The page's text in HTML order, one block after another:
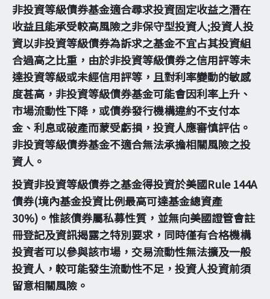
非投資等級債券基金適合尋求投資固定收益之潛在
收益且能承受較高風險之非保守型投資人;投資人投
資以非投資等級債券為訴求之基金不宜占其投資組
合過高之比重，由於非投資等級債券之信用評等未
達投資等級或未經信用評等，且對利率變動的敏感
度甚高，非投資等級債券基金可能會因利率上升、
市場流動性下降，或債券發行機構違約不支付本
金、利息或破產而蒙受虧損，投資人應審慎評估。
非投資等級債券基金不適合無法承擔相關風險之投
資人。
投資非投資等級債券之基金得投資於美國Rule 144A
債券(境內基金投資比例最高可達基金總資產
30%)。惟該債券屬私募性質，並無向美國證管會註
冊登記及資訊揭露之特別要求，同時僅有合格機構
投資者可以參與該市場，交易流動性無法擴及一般
投資人，較可能發生流動性不足，投資人投資前須
留意相關風險。